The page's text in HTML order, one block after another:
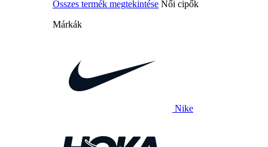
Összes termék megtekintése Női cipők
Márkák
Nike